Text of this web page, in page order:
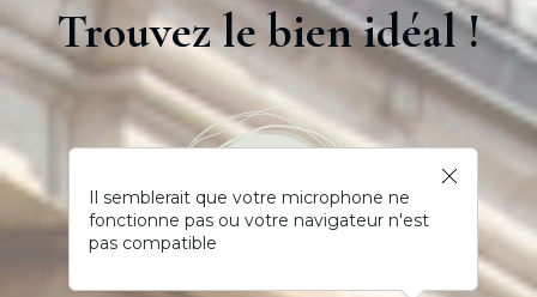
Trouvez le bien idéal !
Il semblerait que votre microphone ne
fonctionne pas ou votre navigateur n'est
pas compatible